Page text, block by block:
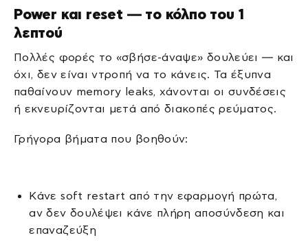
Power και reset — το κόλπο του 1
λεπτού
Πολλές φορές το «σβήσε-άναψε» δουλεύει — και
όχι, δεν είναι ντροπή να το κάνεις. Τα έξυπνα
παθαίνουν memory leaks, χάνονται οι συνδέσεις
ή εκνευρίζονται μετά από διακοπές ρεύματος.
Γρήγορα βήματα που βοηθούν:
Κάνε soft restart από την εφαρμογή πρώτα,
αν δεν δουλέψει κάνε πλήρη αποσύνδεση και
επαναζεύξη